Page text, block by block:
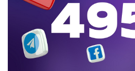
Кызматтар Көңүл ачуучу
Кызмат көрсөтүүлөр